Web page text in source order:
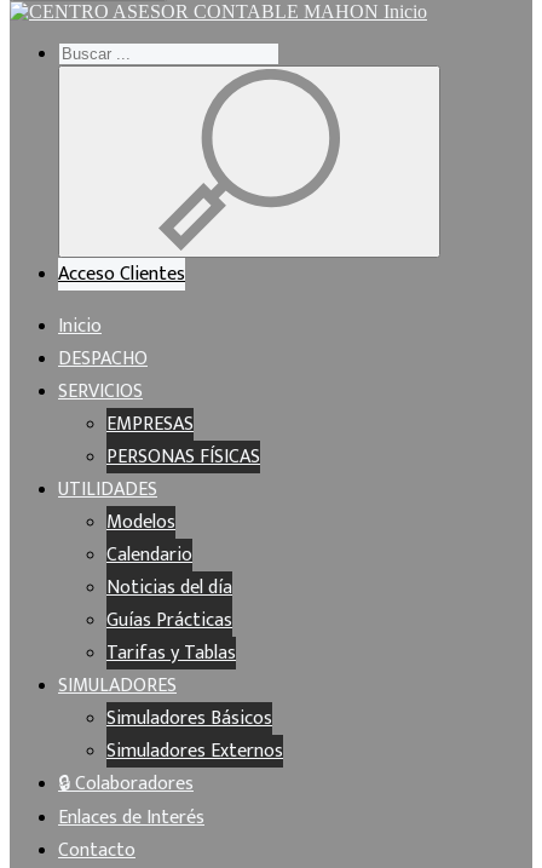
Inicio
Acceso Clientes
Inicio
DESPACHO
SERVICIOS
EMPRESAS
PERSONAS FÍSICAS
UTILIDADES
Modelos
Calendario
Noticias del día
Guías Prácticas
Tarifas y Tablas
SIMULADORES
Simuladores Básicos
Simuladores Externos
🔒 Colaboradores
Enlaces de Interés
Contacto